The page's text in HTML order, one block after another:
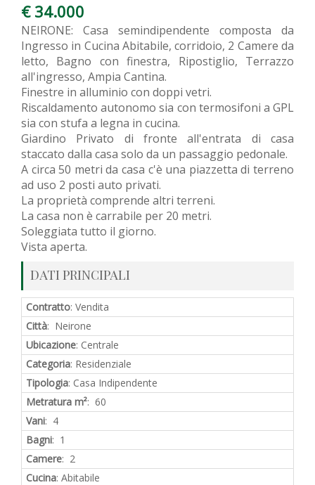
€ 34.000
NEIRONE: Casa semindipendente composta da
Ingresso in Cucina Abitabile, corridoio, 2 Camere da
letto, Bagno con finestra, Ripostiglio, Terrazzo
all'ingresso, Ampia Cantina.
Finestre in alluminio con doppi vetri.
Riscaldamento autonomo sia con termosifoni a GPL
sia con stufa a legna in cucina.
Giardino Privato di fronte all'entrata di casa
staccato dalla casa solo da un passaggio pedonale.
A circa 50 metri da casa c'è una piazzetta di terreno
ad uso 2 posti auto privati.
La proprietà comprende altri terreni.
La casa non è carrabile per 20 metri.
Soleggiata tutto il giorno.
Vista aperta.
DATI PRINCIPALI
Contratto: Vendita
Città: Neirone
Ubicazione: Centrale
Categoria: Residenziale
Tipologia: Casa Indipendente
Metratura m²: 60
Vani: 4
Bagni: 1
Camere: 2
Cucina: Abitabile